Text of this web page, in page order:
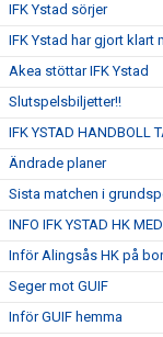
IFK Ystad sörjer
IFK Ystad har gjort klart
Akea stöttar IFK Ystad
Slutspelsbiljetter!!
IFK YSTAD HANDBOLL
Ändrade planer
Sista matchen i
INFO IFK YSTAD HK
Inför Alingsås HK på
Seger mot GUIF
Inför GUIF hemma